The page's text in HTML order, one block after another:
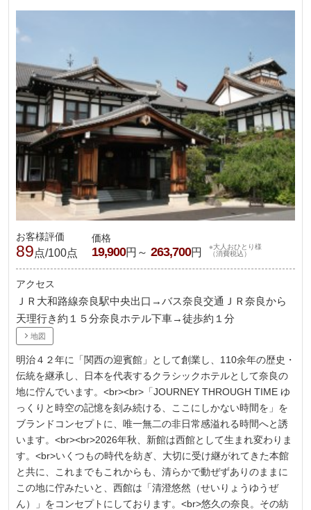
お客様評価
89点/100点
価格
19,900円～ 263,700円
※大人おひとり様
（消費税込）
アクセス
ＪＲ大和路線奈良駅中央出口→バス奈良交通ＪＲ奈良から
天理行き約１５分奈良ホテル下車→徒歩約１分
地図
明治４２年に「関西の迎賓館」として創業し、110余年の歴史・
伝統を継承し、日本を代表するクラシックホテルとして奈良の
地に佇んでいます。<br><br>「JOURNEY THROUGH TIME ゆ
っくりと時空の記憶を刻み続ける、ここにしかない時間を」を
ブランドコンセプトに、唯一無二の非日常感溢れる時間へと誘
います。<br><br>2026年秋、新館は西館として生まれ変わりま
す。<br>いくつもの時代を紡ぎ、大切に受け継がれてきた本館
と共に、これまでもこれからも、清らかで動ぜずありのままに
この地に佇みたいと、西館は「清澄悠然（せいりょうゆうぜ
ん）」をコンセプトにしております。<br>悠久の奈良。その紡